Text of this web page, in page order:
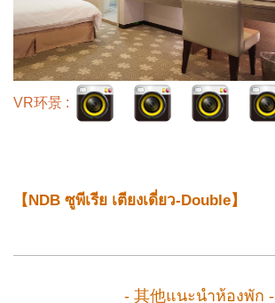
VR环景 :
【NDB ซูพีเรีย เตียงเดี่ยว-Double】
- 其他แนะนำห้องพัก -